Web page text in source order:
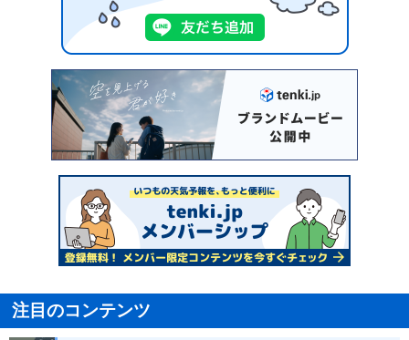
注目のコンテンツ